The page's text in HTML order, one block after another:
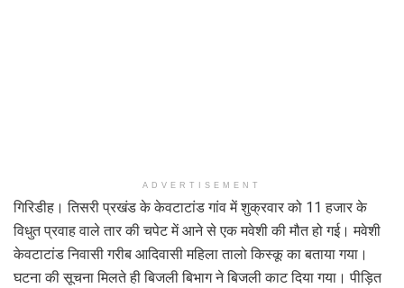
ADVERTISEMENT
गिरिडीह। तिसरी प्रखंड के केवटाटांड गांव में शुक्रवार को 11 हजार के
विधुत प्रवाह वाले तार की चपेट में आने से एक मवेशी की मौत हो गई। मवेशी
केवटाटांड निवासी गरीब आदिवासी महिला तालो किस्कू का बताया गया।
घटना की सूचना मिलते ही बिजली बिभाग ने बिजली काट दिया गया। पीड़ित